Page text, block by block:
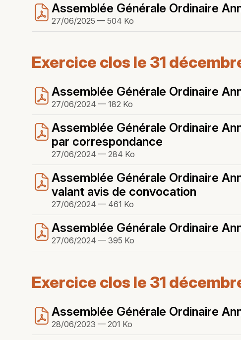
Assemblée Générale Ordinaire
27/06/2025 — 504 Ko
Exercice clos le 31
Assemblée Générale Ordinaire
27/06/2024 — 182 Ko
Assemblée Générale Ordinaire
par correspondance
27/06/2024 — 284 Ko
Assemblée Générale Ordinaire
valant avis de convocation
27/06/2024 — 461 Ko
Assemblée Générale Ordinaire
27/06/2024 — 395 Ko
Exercice clos le 31
Assemblée Générale Ordinaire
28/06/2023 — 201 Ko